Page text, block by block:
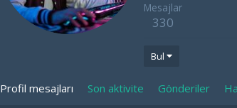
Mesajlar
330
Bul
Profil mesajları Son aktivite Gönderiler